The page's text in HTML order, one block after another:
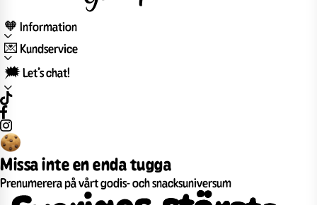
🧡 Information
💌 Kundservice
🗯️ Let’s chat!
Missa inte en enda tugga
Prenumerera på vårt godis- och snacksuniversum